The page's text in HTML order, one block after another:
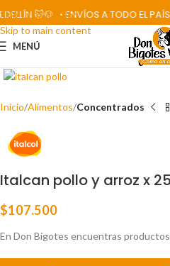
Skip to navigation
Skip to main content
🐱🐶 • ENVÍOS A TODO EL PAÍS
MENÚ
Inicio Alimentos Concentrados
Italcan pollo y arroz x
$107.500
En Don Bigotes encuentras productos